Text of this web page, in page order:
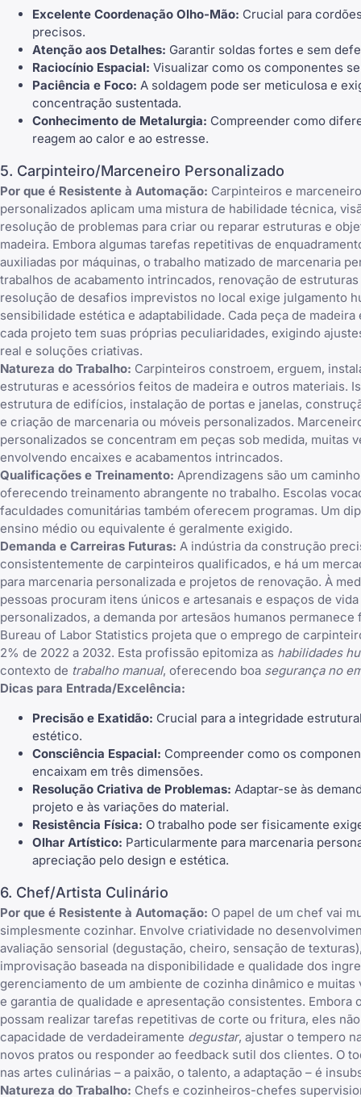
Excelente Coordenação Olho-Mão: Crucial para
precisos.
Atenção aos Detalhes: Garantir soldas fortes e sem
Raciocínio Espacial: Visualizar como os componentes
Paciência e Foco: A soldagem pode ser meticulosa e
concentração sustentada.
Conhecimento de Metalurgia: Compreender como
reagem ao calor e ao estresse.
5. Carpinteiro/Marceneiro Personalizado
Por que é Resistente à Automação: Carpinteiros e
personalizados aplicam uma mistura de habilidade técnica,
resolução de problemas para criar ou reparar estruturas e
madeira. Embora algumas tarefas repetitivas de
auxiliadas por máquinas, o trabalho matizado de marcenaria
trabalhos de acabamento intrincados, renovação de
resolução de desafios imprevistos no local exige julgamento
sensibilidade estética e adaptabilidade. Cada peça de madeira
cada projeto tem suas próprias peculiaridades, exigindo
real e soluções criativas.
Natureza do Trabalho: Carpinteiros constroem, erguem,
estruturas e acessórios feitos de madeira e outros materiais.
estrutura de edifícios, instalação de portas e janelas,
e criação de marcenaria ou móveis personalizados.
personalizados se concentram em peças sob medida, muitas
envolvendo encaixes e acabamentos intrincados.
Qualificações e Treinamento: Aprendizagens são um
oferecendo treinamento abrangente no trabalho. Escolas
faculdades comunitárias também oferecem programas. Um
ensino médio ou equivalente é geralmente exigido.
Demanda e Carreiras Futuras: A indústria da construção
consistentemente de carpinteiros qualificados, e há um
para marcenaria personalizada e projetos de renovação. À
pessoas procuram itens únicos e artesanais e espaços de vida
personalizados, a demanda por artesãos humanos permanece
Bureau of Labor Statistics projeta que o emprego de
2% de 2022 a 2032. Esta profissão epitomiza as habilidades
contexto de trabalho manual, oferecendo boa segurança no
Dicas para Entrada/Excelência:
Precisão e Exatidão: Crucial para a integridade
estético.
Consciência Espacial: Compreender como os
encaixam em três dimensões.
Resolução Criativa de Problemas: Adaptar-se às
projeto e às variações do material.
Resistência Física: O trabalho pode ser fisicamente
Olhar Artístico: Particularmente para marcenaria
apreciação pelo design e estética.
6. Chef/Artista Culinário
Por que é Resistente à Automação: O papel de um chef vai
simplesmente cozinhar. Envolve criatividade no
avaliação sensorial (degustação, cheiro, sensação de
improvisação baseada na disponibilidade e qualidade dos
gerenciamento de um ambiente de cozinha dinâmico e muitas
e garantia de qualidade e apresentação consistentes. Embora
possam realizar tarefas repetitivas de corte ou fritura, eles
capacidade de verdadeiramente degustar, ajustar o tempero
novos pratos ou responder ao feedback sutil dos clientes. O
nas artes culinárias – a paixão, o talento, a adaptação – é
Natureza do Trabalho: Chefs e cozinheiros-chefes